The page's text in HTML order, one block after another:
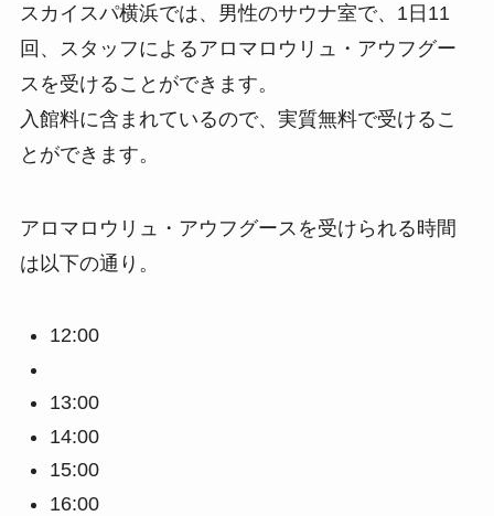
スカイスパ横浜では、男性のサウナ室で、1日11
回、スタッフによるアロマロウリュ・アウフグー
スを受けることができます。
入館料に含まれているので、実質無料で受けるこ
とができます。
アロマロウリュ・アウフグースを受けられる時間
は以下の通り。
12:00
13:00
14:00
15:00
16:00